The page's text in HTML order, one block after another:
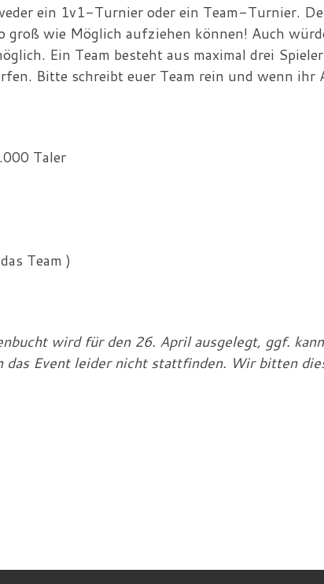
ein 1v1-Turnier oder ein Team-Turnier.
groß wie Möglich aufziehen können! Auch
Ein Team besteht aus maximal drei
Bitte schreibt euer Team rein und wenn
Taler
Team )
wird für den 26. April ausgelegt, ggf.
das Event leider nicht stattfinden. Wir bitten